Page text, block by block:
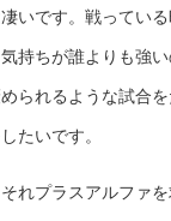
いです。戦ってい
持ちが誰よりも強
られるような試合
たいです。
れプラスアルファ